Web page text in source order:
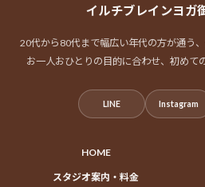
イルチブレインヨガ
20代から80代まで幅広い年代の方が通う
お一人おひとりの目的に合わせ、初めて
LINE Instagram
HOME
スタジオ案内・料金